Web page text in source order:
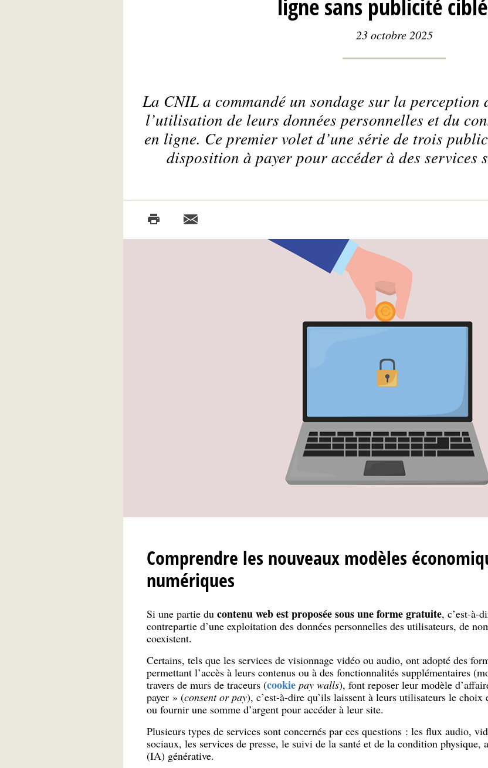
ligne sans publicité
23 octobre 2025
La CNIL a commandé un sondage sur la perception
l’utilisation de leurs données personnelles et du
en ligne. Ce premier volet d’une série de trois
disposition à payer pour accéder à des services
Comprendre les nouveaux modèles
numériques
Si une partie du contenu web est proposée sous une forme gratuite, c’est-à-
contrepartie d’une exploitation des données personnelles des utilisateurs, de
coexistent.
Certains, tels que les services de visionnage vidéo ou audio, ont adopté des
permettant l’accès à leurs contenus ou à des fonctionnalités supplémentaires
travers de murs de traceurs (cookiepay walls), font reposer leur modèle
payer » (consent or pay), c’est-à-dire qu’ils laissent à leurs utilisateurs le choix
ou fournir une somme d’argent pour accéder à leur site.
Plusieurs types de services sont concernés par ces questions : les flux audio,
sociaux, les services de presse, le suivi de la santé et de la condition physique,
(IA) générative.